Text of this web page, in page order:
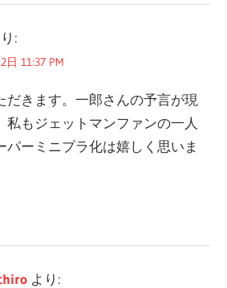
:
日 11:37 PM
だきます。一郎さんの予言が現
私もジェットマンファンの一人
パーミニプラ化は嬉しく思いま
より: